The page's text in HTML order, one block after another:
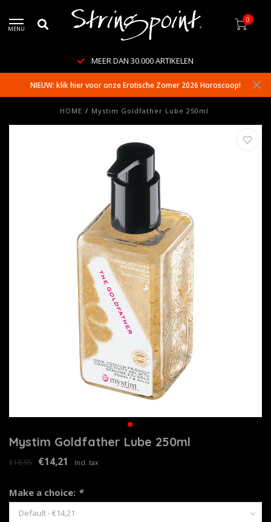
MENU
0
MEER DAN 30.000 ARTIKELEN
NIEUW: klik hier voor onze Erotische Zomer 2026 Horoscoop!
HOME / Mystim Goldfather Lube 250ml
Mystim Goldfather Lube 250ml
€18,95 €14,21 Incl. tax
Make a choice: *